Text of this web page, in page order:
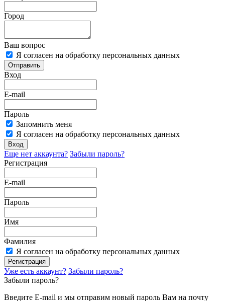
Город
Ваш вопрос
Я согласен на обработку персональных данных
Отправить
Вход
E-mail
Пароль
Запомнить меня
Я согласен на обработку персональных данных
Вход
Еще нет аккаунта? Забыли пароль?
Регистрация
E-mail
Пароль
Имя
Фамилия
Я согласен на обработку персональных данных
Регистрация
Уже есть аккаунт? Забыли пароль?
Забыли пароль?
Введите E-mail и мы отправим новый пароль Вам на почту